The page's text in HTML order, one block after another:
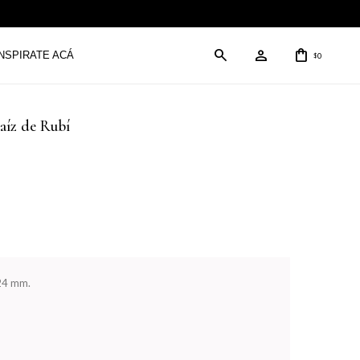
INSPIRATE ACÁ $0
de Rubí
mm.